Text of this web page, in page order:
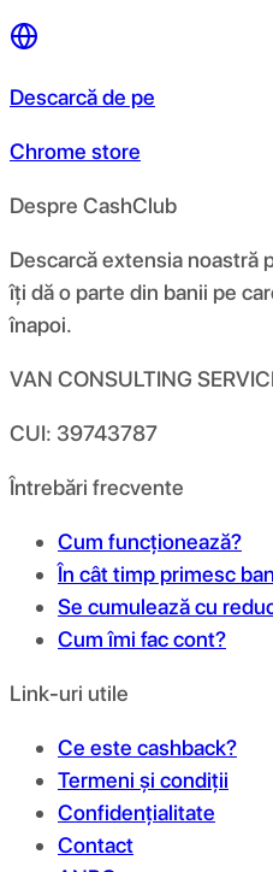
Descarcă de pe
Chrome store
Despre CashClub
Descarcă extensia noastră
îți dă o parte din banii pe
înapoi.
VAN CONSULTING
CUI: 39743787
Întrebări frecvente
Cum funcționează?
În cât timp primesc
Se cumulează cu
Cum îmi fac cont?
Link-uri utile
Ce este cashback?
Termeni și condiții
Confidențialitate
Contact